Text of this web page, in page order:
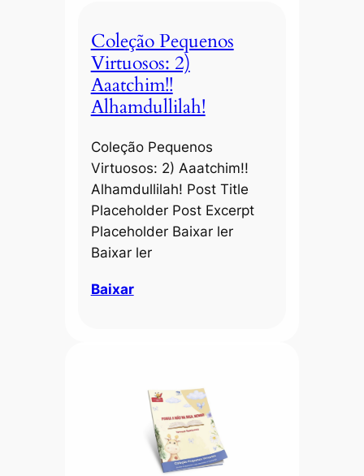
Coleção Pequenos
Virtuosos: 2)
Aaatchim!!
Alhamdullilah!
Coleção Pequenos
Virtuosos: 2) Aaatchim!!
Alhamdullilah! Post Title
Placeholder Post Excerpt
Placeholder Baixar ler
Baixar ler
Baixar